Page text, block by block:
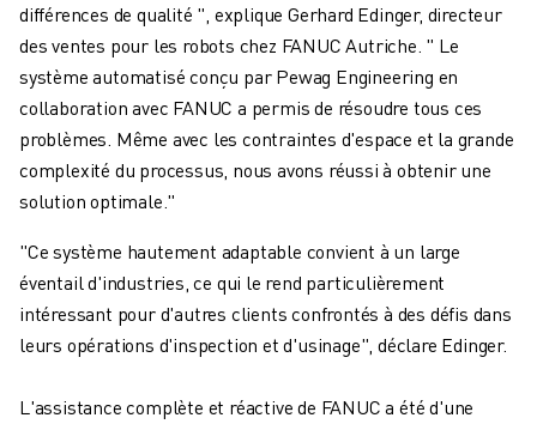
différences de qualité ", explique Gerhard Edinger, directeur
des ventes pour les robots chez FANUC Autriche. " Le
système automatisé conçu par Pewag Engineering en
collaboration avec FANUC a permis de résoudre tous ces
problèmes. Même avec les contraintes d'espace et la grande
complexité du processus, nous avons réussi à obtenir une
solution optimale."
"Ce système hautement adaptable convient à un large
éventail d'industries, ce qui le rend particulièrement
intéressant pour d'autres clients confrontés à des défis dans
leurs opérations d'inspection et d'usinage", déclare Edinger.
L'assistance complète et réactive de FANUC a été d'une